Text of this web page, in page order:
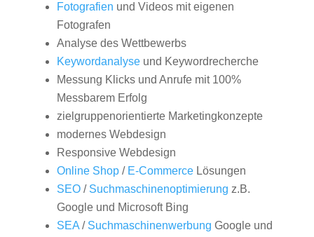
Fotografien und Videos mit eigenen
Fotografen
Analyse des Wettbewerbs
Keywordanalyseund Keywordrecherche
Messung Klicks und Anrufe mit 100%
Messbarem Erfolg
zielgruppenorientierte Marketingkonzepte
modernes Webdesign
Responsive Webdesign
Online Shop/ E-CommerceLösungen
SEO/ Suchmaschinenoptimierung z.B.
Google und Microsoft Bing
SEA/ Suchmaschinenwerbung Google und